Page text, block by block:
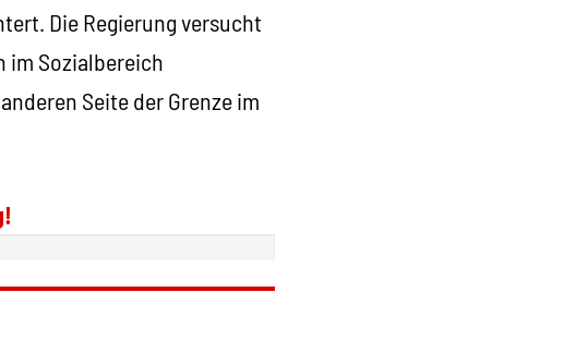
Die Regierung versucht
im Sozialbereich
Seite der Grenze im